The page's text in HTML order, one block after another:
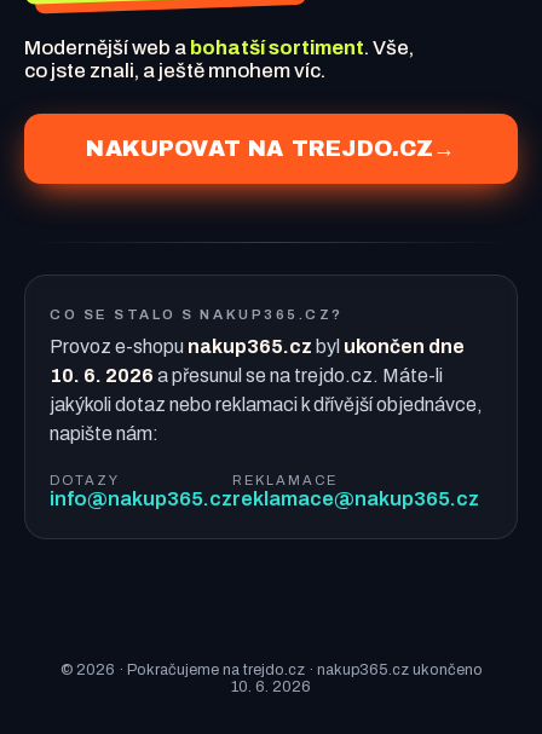
Modernější web a bohatší sortiment. Vše,
co jste znali, a ještě mnohem víc.
NAKUPOVAT NA TREJDO.CZ →
CO SE STALO S NAKUP365.CZ?
Provoz e-shopu nakup365.cz byl ukončen dne
10. 6. 2026 a přesunul se na trejdo.cz. Máte-li
jakýkoli dotaz nebo reklamaci k dřívější objednávce,
napište nám:
DOTAZY
info@nakup365.cz
REKLAMACE
reklamace@nakup365.cz
© 2026 · Pokračujeme na trejdo.cz · nakup365.cz ukončeno
10. 6. 2026